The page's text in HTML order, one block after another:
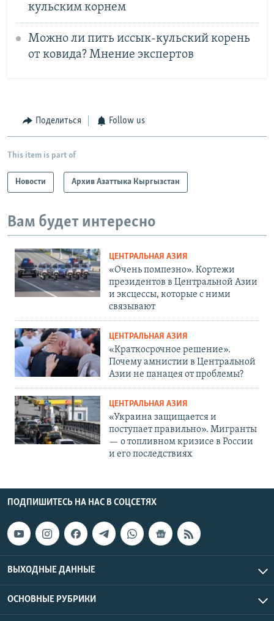
кульским корнем
Можно ли пить иссык-кульский корень
от ковида? Мнение экспертов
Поделиться Follow us
This item is part of
Новости Архив Азаттыка Кыргызстан
Вам будет интересно
ЦЕНТРАЛЬНАЯ АЗИЯ
«Очень помпезно». Кортежи
президентов в Центральной Азии
и эксцессы, которые с ними
связывают
ЦЕНТРАЛЬНАЯ АЗИЯ
«Краткосрочное решение».
Почему амнистии в Центральной
Азии не панацея от проблемы?
ЦЕНТРАЛЬНАЯ АЗИЯ
«Украина защищается и
поступает правильно». Мигранты
— о топливном кризисе в России
и его последствиях
ПОДПИШИТЕСЬ НА НАС В СОЦСЕТЯХ
ВЫХОДНЫЕ ДАННЫЕ
ОСНОВНЫЕ РУБРИКИ